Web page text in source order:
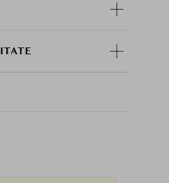
porilor